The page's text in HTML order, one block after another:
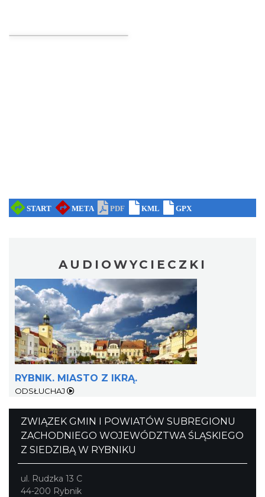
2026-08-15
Fanny Days w Krowiarkach
Krowiarki
AUDIOWYCIECZKI
RYBNIK. MIASTO Z IKRĄ.
ODSŁUCHAJ
ZWIĄZEK GMIN I POWIATÓW SUBREGIONU
ZACHODNIEGO WOJEWÓDZTWA ŚLĄSKIEGO
Z SIEDZIBĄ W RYBNIKU
ul. Rudzka 13 C
44-200 Rybnik